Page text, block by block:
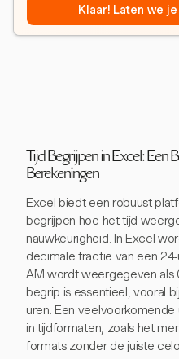
Klaar! Laten we
Tijd Begrijpen in Excel: Een
Berekeningen
Excel biedt een robuust
begrijpen hoe het tijd
nauwkeurigheid. In Excel
decimale fractie van een
AM wordt weergegeven als
begrip is essentieel, vooral
uren. Een
in tijdformaten, zoals het
formats zonder de juiste